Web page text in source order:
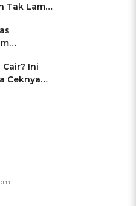
Tak Lama
Ini
Ceknya